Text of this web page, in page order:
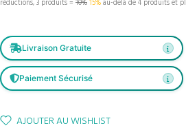
réductions, 3 produits = 10%15%au-delà de 4 produits et
Livraison Gratuite
Paiement Sécurisé
AJOUTER AU WISHLIST